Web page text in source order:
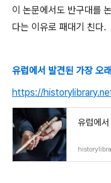
이 논문에서도 반구대를
다는 이유로 패대기 친다.
유럽에서 발견된 가장 오
https://
유럽에